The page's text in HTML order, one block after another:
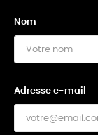
Nom
Adresse e-mail